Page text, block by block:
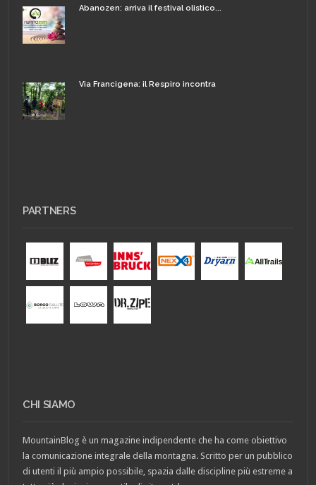
Abanozen: arriva il festival olistico...
Via Francigena: il Respiro incontra
PARTNERS
CHI SIAMO
MountainBlog è un magazine indipendente che ha come obiettivo
la comunicazione integrale della montagna. Scritto per un pubblico
di utenti il più ampio possibile, spazia dalle discipline più estreme a